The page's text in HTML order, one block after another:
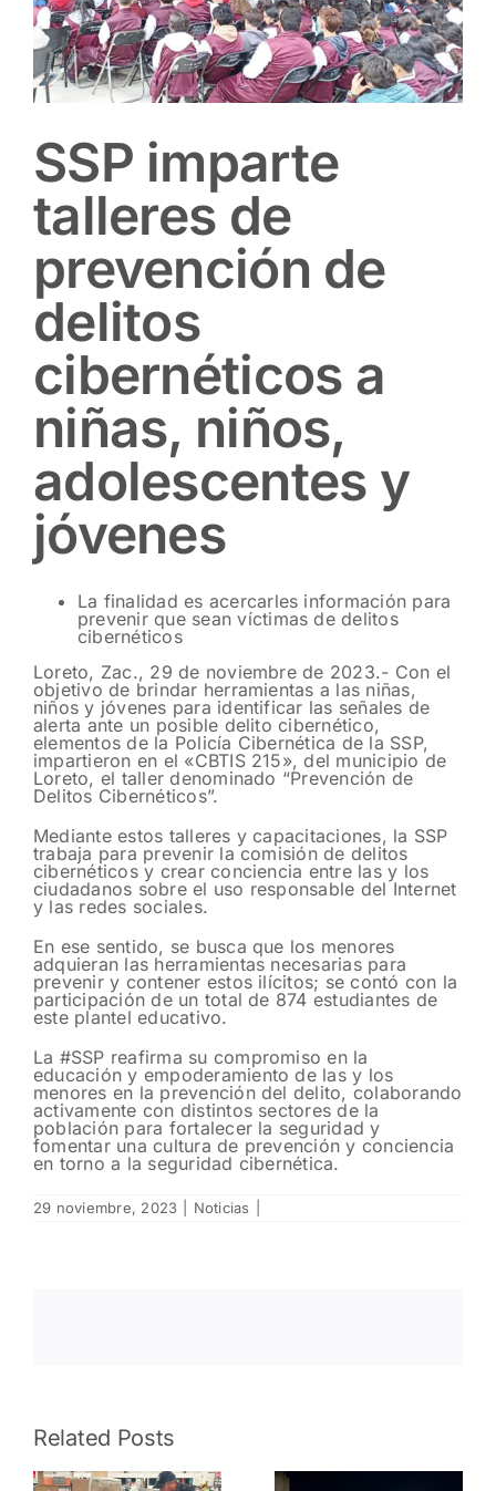
SSP imparte
talleres de
prevención de
delitos
cibernéticos a
niñas, niños,
adolescentes y
jóvenes
La finalidad es acercarles información para
prevenir que sean víctimas de delitos
cibernéticos
Loreto, Zac., 29 de noviembre de 2023.- Con el
objetivo de brindar herramientas a las niñas,
niños y jóvenes para identificar las señales de
alerta ante un posible delito cibernético,
elementos de la Policía Cibernética de la SSP,
impartieron en el «CBTIS 215», del municipio de
Loreto, el taller denominado “Prevención de
Delitos Cibernéticos”.
Mediante estos talleres y capacitaciones, la SSP
trabaja para prevenir la comisión de delitos
cibernéticos y crear conciencia entre las y los
ciudadanos sobre el uso responsable del Internet
y las redes sociales.
En ese sentido, se busca que los menores
adquieran las herramientas necesarias para
prevenir y contener estos ilícitos; se contó con la
participación de un total de 874 estudiantes de
este plantel educativo.
La #SSP reafirma su compromiso en la
educación y empoderamiento de las y los
menores en la prevención del delito, colaborando
activamente con distintos sectores de la
población para fortalecer la seguridad y
fomentar una cultura de prevención y conciencia
en torno a la seguridad cibernética.
29 noviembre, 2023 Noticias
Related Posts